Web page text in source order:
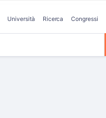
Università Ricerca Congressi